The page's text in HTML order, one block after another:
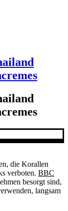
die Korallen
verboten. BBC
besorgt sind,
langsam